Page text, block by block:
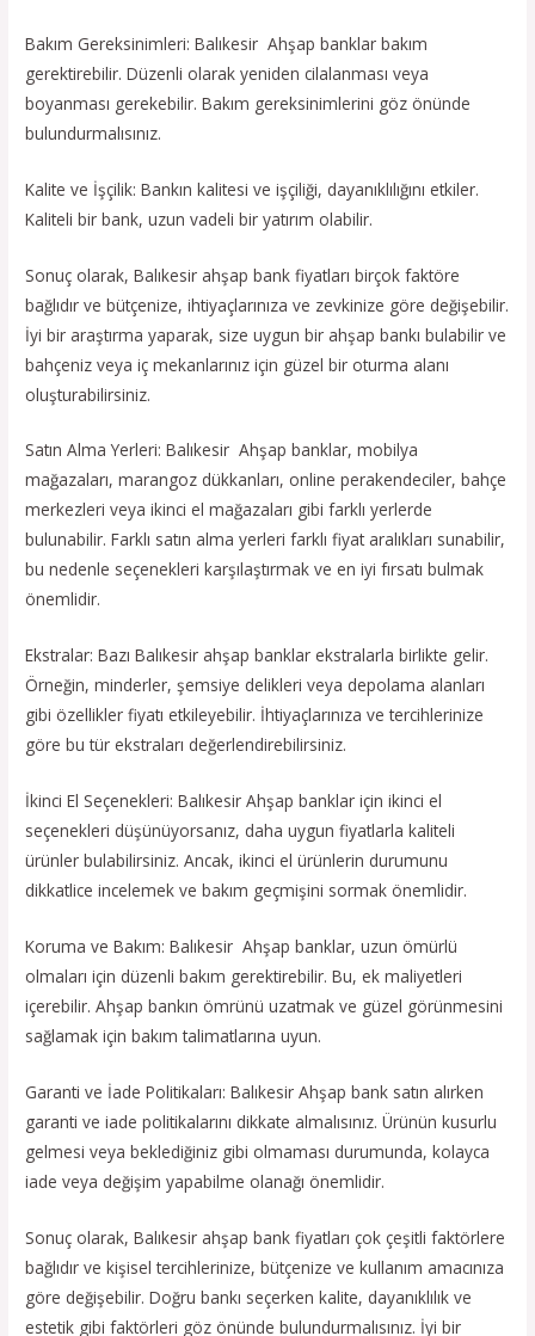
Bakım Gereksinimleri: Balıkesir Ahşap banklar bakım
gerektirebilir. Düzenli olarak yeniden cilalanması veya
boyanması gerekebilir. Bakım gereksinimlerini göz önünde
bulundurmalısınız.
Kalite ve İşçilik: Bankın kalitesi ve işçiliği, dayanıklılığını etkiler.
Kaliteli bir bank, uzun vadeli bir yatırım olabilir.
Sonuç olarak, Balıkesir ahşap bank fiyatları birçok faktöre
bağlıdır ve bütçenize, ihtiyaçlarınıza ve zevkinize göre değişebilir.
İyi bir araştırma yaparak, size uygun bir ahşap bankı bulabilir ve
bahçeniz veya iç mekanlarınız için güzel bir oturma alanı
oluşturabilirsiniz.
Satın Alma Yerleri: Balıkesir Ahşap banklar, mobilya
mağazaları, marangoz dükkanları, online perakendeciler, bahçe
merkezleri veya ikinci el mağazaları gibi farklı yerlerde
bulunabilir. Farklı satın alma yerleri farklı fiyat aralıkları sunabilir,
bu nedenle seçenekleri karşılaştırmak ve en iyi fırsatı bulmak
önemlidir.
Ekstralar: Bazı Balıkesir ahşap banklar ekstralarla birlikte gelir.
Örneğin, minderler, şemsiye delikleri veya depolama alanları
gibi özellikler fiyatı etkileyebilir. İhtiyaçlarınıza ve tercihlerinize
göre bu tür ekstraları değerlendirebilirsiniz.
İkinci El Seçenekleri: Balıkesir Ahşap banklar için ikinci el
seçenekleri düşünüyorsanız, daha uygun fiyatlarla kaliteli
ürünler bulabilirsiniz. Ancak, ikinci el ürünlerin durumunu
dikkatlice incelemek ve bakım geçmişini sormak önemlidir.
Koruma ve Bakım: Balıkesir Ahşap banklar, uzun ömürlü
olmaları için düzenli bakım gerektirebilir. Bu, ek maliyetleri
içerebilir. Ahşap bankın ömrünü uzatmak ve güzel görünmesini
sağlamak için bakım talimatlarına uyun.
Garanti ve İade Politikaları: Balıkesir Ahşap bank satın alırken
garanti ve iade politikalarını dikkate almalısınız. Ürünün kusurlu
gelmesi veya beklediğiniz gibi olmaması durumunda, kolayca
iade veya değişim yapabilme olanağı önemlidir.
Sonuç olarak, Balıkesir ahşap bank fiyatları çok çeşitli faktörlere
bağlıdır ve kişisel tercihlerinize, bütçenize ve kullanım amacınıza
göre değişebilir. Doğru bankı seçerken kalite, dayanıklılık ve
estetik gibi faktörleri göz önünde bulundurmalısınız. İyi bir